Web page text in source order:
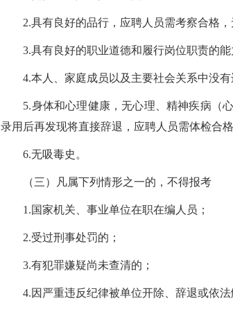
2.具有良好的品行，应聘人员需考察合格，
3.具有良好的职业道德和履行岗位职责的能
4.本人、家庭成员以及主要社会关系中没有
5.身体和心理健康，无心理、精神疾病（心
录用后再发现将直接辞退，应聘人员需体检合格
6.无吸毒史。
（三）凡属下列情形之一的，不得报考
1.国家机关、事业单位在职在编人员；
2.受过刑事处罚的；
3.有犯罪嫌疑尚未查清的；
4.因严重违反纪律被单位开除、辞退或依法